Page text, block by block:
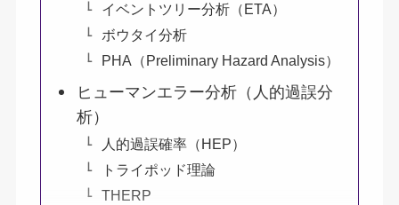
イベントツリー分析（ETA）
ボウタイ分析
PHA（Preliminary Hazard Analysis）
ヒューマンエラー分析（人的過誤分
析）
人的過誤確率（HEP）
トライポッド理論
THERP